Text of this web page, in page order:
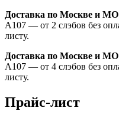
Доставка по Москве и МО
А107 — от 2 слэбов без
листу.
Доставка по Москве и МО
А107 — от 4 слэбов без
листу.
Прайс-лист